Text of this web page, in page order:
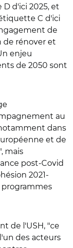
d'ici 2025, et
C d'ici
de
de rénover et
enjeu
de 2050 sont
au
dans
et de
mais
post-Covid
2021-
programmes
de l'USH, "ce
des acteurs